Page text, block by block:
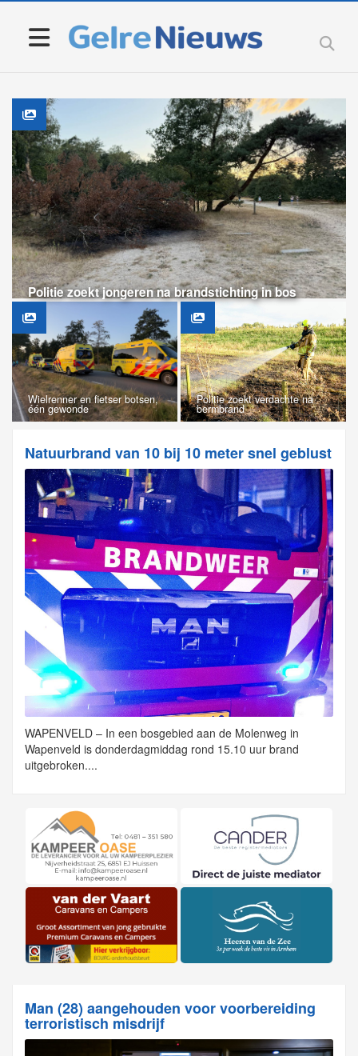
Politie zoekt jongeren na brandstichting in bos
Wielrenner en fietser botsen,
één gewonde
Politie zoekt verdachte na
bermbrand
Natuurbrand van 10 bij 10 meter snel geblust
WAPENVELD – In een bosgebied aan de Molenweg in
Wapenveld is donderdagmiddag rond 15.10 uur brand
uitgebroken....
Man (28) aangehouden voor voorbereiding
terroristisch misdrijf